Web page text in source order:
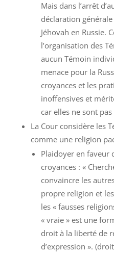
Mais dans l’arrêt
déclaration
Jéhovah en Russie.
l’organisation des
aucun Témoin
menace pour la
croyances et les
inoffensives et
car elles ne sont
La Cour considère les
comme une religion
Plaidoyer en faveur
croyances : «
convaincre les
propre religion et
les « fausses
« vraie » est une
droit à la liberté de
d’expression ».